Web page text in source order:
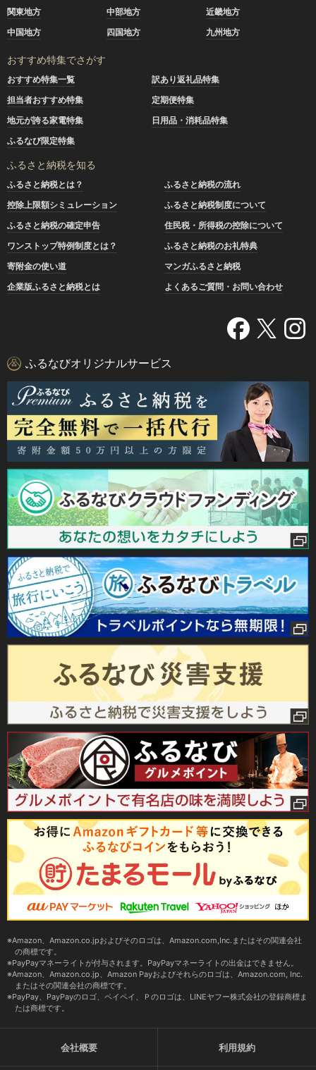
関東地方
中部地方
近畿地方
中国地方
四国地方 九州地方
おすすめ特集でさがす
おすすめ特集一覧
訳あり返礼品特集
担当者おすすめ特集
定期便特集
地元が誇る家電特集
日用品・消耗品特集
ふるなび限定特集
ふるさと納税を知る
ふるさと納税とは？
ふるさと納税の流れ
控除上限額シミュレーション
ふるさと納税制度について
ふるさと納税の確定申告
住民税・所得税の控除について
ワンストップ特例制度とは？
ふるさと納税のお礼特典
寄附金の使い道
マンガふるさと納税
企業版ふるさと納税とは
よくあるご質問・お問い合わせ
ふるなびオリジナルサービス
Amazon、Amazon.co.jpおよびそのロゴは、Amazon.com,Inc.またはその関連会社
の商標です。
PayPayマネーライトが付与されます。PayPayマネーライトの出金はできません。
Amazon、Amazon.co.jp、Amazon Payおよびそれらのロゴは、Amazon.com, Inc.
またはその関連会社の商標です。
PayPay、PayPayのロゴ、ペイペイ、Ｐのロゴは、LINEヤフー株式会社の登録商標ま
たは商標です。
会社概要 利用規約